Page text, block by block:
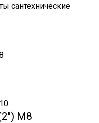
сантехнические
М8